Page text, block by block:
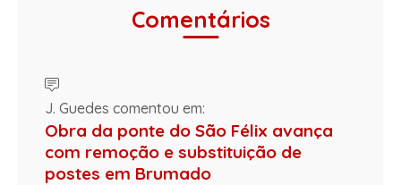
Comentários
J. Guedes comentou em:
Obra da ponte do São Félix avança
com remoção e substituição de
postes em Brumado